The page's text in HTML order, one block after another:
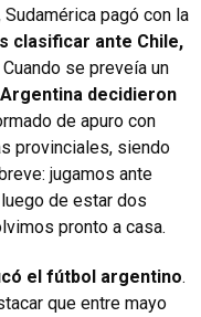
pagó con la
clasificar ante Chile,
Cuando se preveía un
decidieron
de apuro con
provinciales, siendo
jugamos ante
de estar dos
pronto a casa.
el fútbol argentino.
que entre mayo